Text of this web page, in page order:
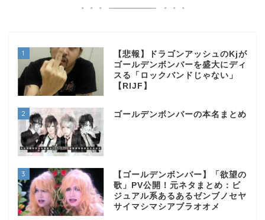
1
【悲報】ドラゴンアッシュのKjが
ゴールデンボンバーを盛大にディ
スる「ロックバンドじゃない」
【RIJF】
2 ゴールデンボンバーの本名まとめ
3
【ゴールデンボンバー】「欲望の
歌」PV公開！元ネタまとめ：ビ
ジュアル系あるあるゼンブノセヤ
サイマシマシアブラオオメ